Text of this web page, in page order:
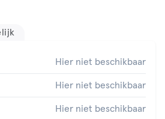
Hier niet beschikbaar
Hier niet beschikbaar
Hier niet beschikbaar